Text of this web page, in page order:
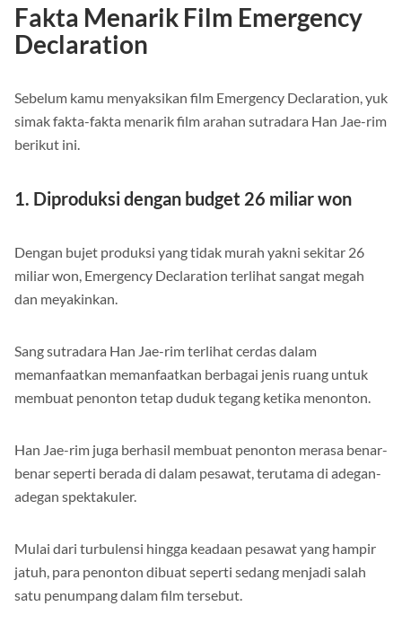
Fakta Menarik Film Emergency
Declaration
Sebelum kamu menyaksikan film Emergency Declaration, yuk
simak fakta-fakta menarik film arahan sutradara Han Jae-rim
berikut ini.
1. Diproduksi dengan budget 26 miliar won
Dengan bujet produksi yang tidak murah yakni sekitar 26
miliar won, Emergency Declaration terlihat sangat megah
dan meyakinkan.
Sang sutradara Han Jae-rim terlihat cerdas dalam
memanfaatkan memanfaatkan berbagai jenis ruang untuk
membuat penonton tetap duduk tegang ketika menonton.
Han Jae-rim juga berhasil membuat penonton merasa benar-
benar seperti berada di dalam pesawat, terutama di adegan-
adegan spektakuler.
Mulai dari turbulensi hingga keadaan pesawat yang hampir
jatuh, para penonton dibuat seperti sedang menjadi salah
satu penumpang dalam film tersebut.